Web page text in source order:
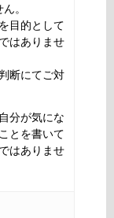
。
目的として
はありませ
断にてご対
分が気にな
とを書いて
はありませ